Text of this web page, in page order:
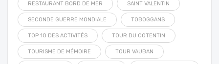
RESTAURANT BORD DE MER SAINT VALENTIN
SECONDE GUERRE MONDIALE TOBOGGANS
TOP 10 DES ACTIVITÉS TOUR DU COTENTIN
TOURISME DE MÉMOIRE TOUR VAUBAN